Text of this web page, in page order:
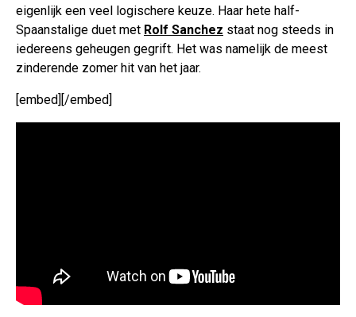
eigenlijk een veel logischere keuze. Haar hete half-
Spaanstalige duet met Rolf Sanchez staat nog steeds in
iedereens geheugen gegrift. Het was namelijk de meest
zinderende zomer hit van het jaar.
[embed][/embed]